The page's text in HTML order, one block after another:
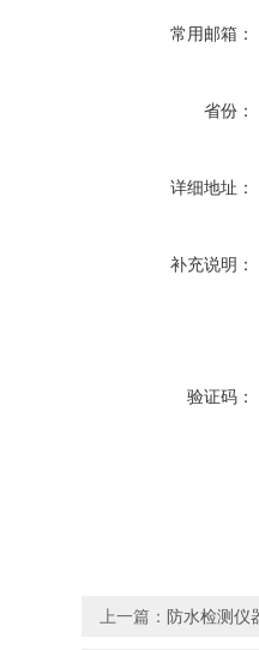
常用邮箱：
省份：
详细地址：
补充说明：
验证码：
上一篇： 防水检测仪